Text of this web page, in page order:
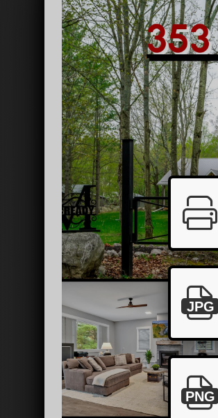
JPG
PNG